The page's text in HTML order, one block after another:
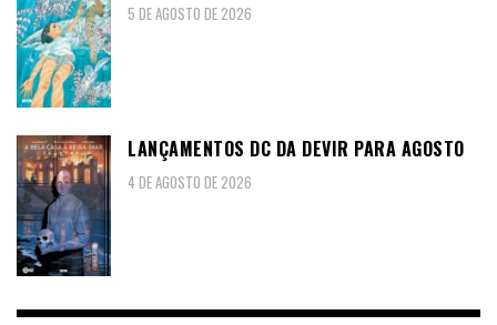
5 DE AGOSTO DE 2026
LANÇAMENTOS DC DA DEVIR PARA AGOSTO
4 DE AGOSTO DE 2026